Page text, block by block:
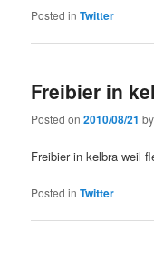
Posted in Twitter
Freibier in
Posted on2010/08/21 by
Freibier in kelbra weil
Posted in Twitter